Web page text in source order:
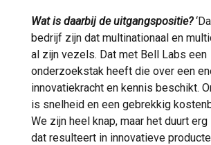
Wat is daarbij de uitgangspositie?
bedrijf zijn dat multinationaal en
al zijn vezels. Dat met Bell Labs een
onderzoekstak heeft die over een
innovatiekracht en kennis beschikt.
is snelheid en een gebrekkig
We zijn heel knap, maar het duurt
dat resulteert in innovatieve